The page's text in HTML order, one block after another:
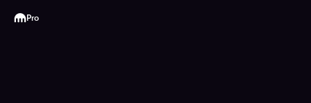
Kraken
Pro